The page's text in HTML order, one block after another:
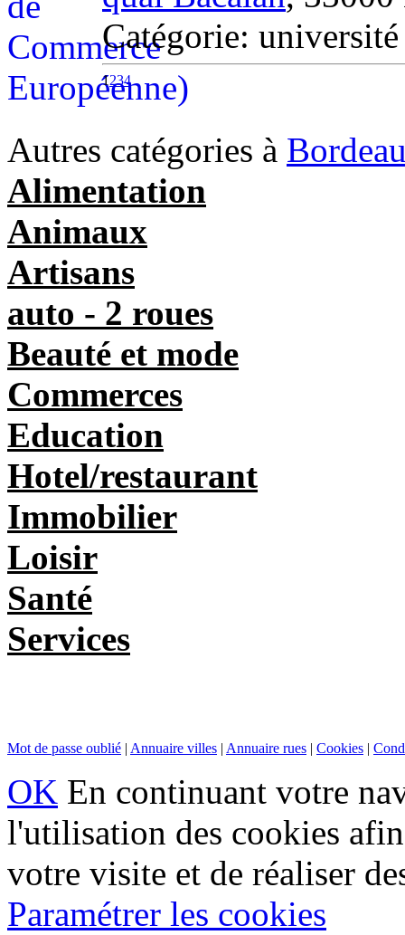
Catégorie:
1234
Autres catégories à
Alimentation
Animaux
Artisans
auto - 2 roues
Beauté et mode
Commerces
Education
Hotel/restaurant
Immobilier
Loisir
Santé
Services
Mot de passe oublié | Annuaire villes | Annuaire rues | Cookies |
OK En continuant votre
l'utilisation des cookies
votre visite et de réaliser
Paramétrer les cookies